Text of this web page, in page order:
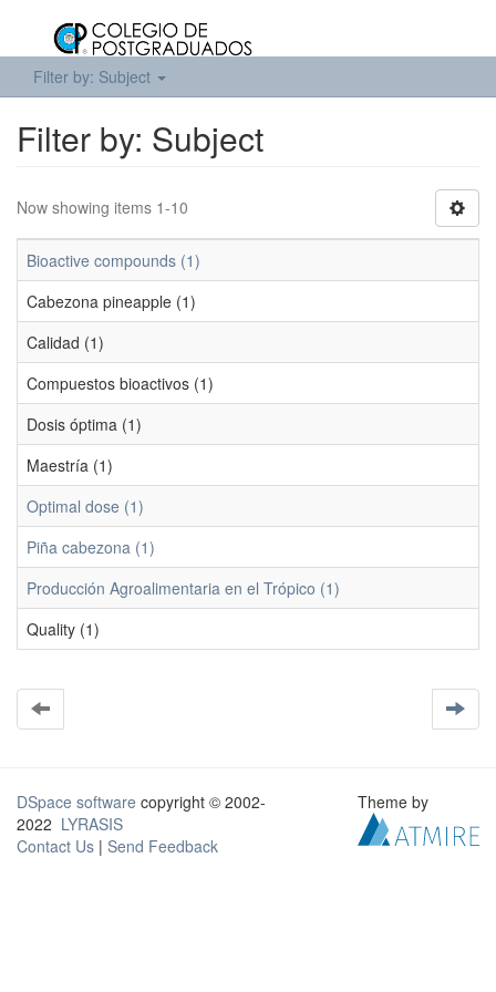
Filter by: Subject
Filter by: Subject
Now showing items 1-10
Bioactive compounds (1)
Cabezona pineapple (1)
Calidad (1)
Compuestos bioactivos (1)
Dosis óptima (1)
Maestría (1)
Optimal dose (1)
Piña cabezona (1)
Producción Agroalimentaria en el Trópico (1)
Quality (1)
DSpace software copyright © 2002-
2022 LYRASIS
Contact Us | Send Feedback
Theme by